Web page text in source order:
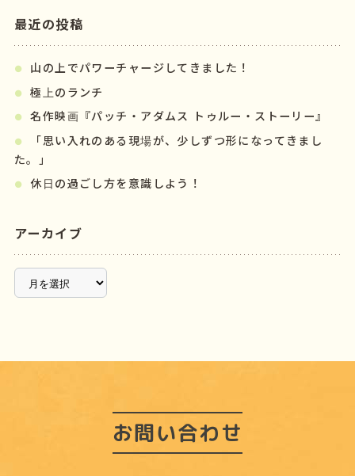
最近の投稿
山の上でパワーチャージしてきました！
極上のランチ
名作映画『パッチ・アダムス トゥルー・ストーリー』
「思い入れのある現場が、少しずつ形になってきまし
た。」
休日の過ごし方を意識しよう！
アーカイブ
ー
お問い合わせ